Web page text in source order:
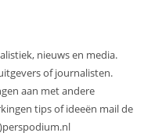
nieuws en media.
of journalisten.
aan met andere
tips of ideeën mail de